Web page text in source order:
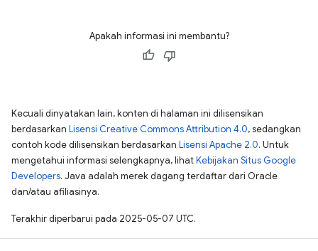
Apakah informasi ini membantu?
Kecuali dinyatakan lain, konten di halaman ini dilisensikan
berdasarkan Lisensi Creative Commons Attribution 4.0, sedangkan
contoh kode dilisensikan berdasarkan Lisensi Apache 2.0. Untuk
mengetahui informasi selengkapnya, lihatKebijakan Situs Google
Developers. Java adalah merek dagang terdaftar dari Oracle
dan/atau afiliasinya.
Terakhir diperbarui pada 2025-05-07 UTC.